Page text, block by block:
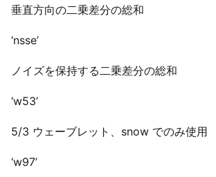
垂直方向の二乗差分の総和
‘nsse’
ノイズを保持する二乗差分の総和
‘w53’
5/3 ウェーブレット、snow でのみ使用
‘w97’